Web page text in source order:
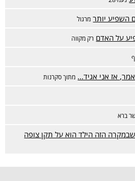
השפיע יותר מרגול
על האדם רק מקווה
אז אני אגיד... מתוך סקרנות
ברא
הזה הילד הוא על תקן צופה